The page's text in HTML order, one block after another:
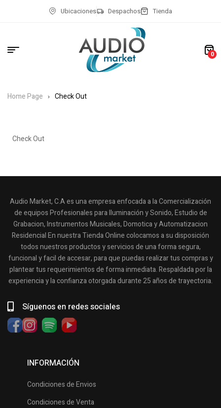
Ubicaciones Despachos Tienda
0
Home Page Check Out
Check Out
Audio Market, C.A es una empresa enfocada a la Comercialización
de equipos Profesionales para Iluminación y Sonido, Estudio de
Grabacion, Instrumentos Musicales, Domotica y Automatizacion
Residencial En nuestra Tienda Online colocamos a su disposición
todos nuestros productos y servicios de una forma segura,
funcional y facil de accesar, para que puedas realizar tus compras y
plantear tus requerimientos de forma inmediata. Respaldada por la
experiencia y la confianza otorgada durante 25 años de trayectoria.
Síguenos en redes sociales
INFORMACIÓN
Condiciones de Envios
Condiciones de Venta